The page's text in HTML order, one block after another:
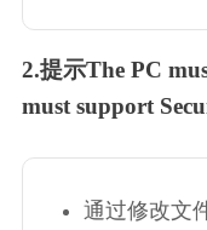
2.提示The PC
must support
通过修改文